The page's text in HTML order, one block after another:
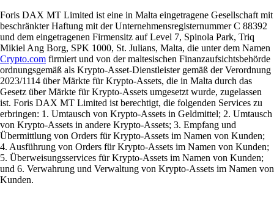
Foris DAX MT Limited ist eine in Malta eingetragene Gesellschaft mit
beschränkter Haftung mit der Unternehmensregisternummer C 88392
und dem eingetragenen Firmensitz auf Level 7, Spinola Park, Triq
Mikiel Ang Borg, SPK 1000, St. Julians, Malta, die unter dem Namen
Crypto.com firmiert und von der maltesischen Finanzaufsichtsbehörde
ordnungsgemäß als Krypto-Asset-Dienstleister gemäß der Verordnung
2023/1114 über Märkte für Krypto-Assets, die in Malta durch das
Gesetz über Märkte für Krypto-Assets umgesetzt wurde, zugelassen
ist. Foris DAX MT Limited ist berechtigt, die folgenden Services zu
erbringen: 1. Umtausch von Krypto-Assets in Geldmittel; 2. Umtausch
von Krypto-Assets in andere Krypto-Assets; 3. Empfang und
Übermittlung von Orders für Krypto-Assets im Namen von Kunden;
4. Ausführung von Orders für Krypto-Assets im Namen von Kunden;
5. Überweisungsservices für Krypto-Assets im Namen von Kunden;
und 6. Verwahrung und Verwaltung von Krypto-Assets im Namen von
Kunden.